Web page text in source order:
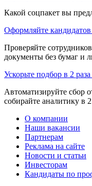
Какой соцпакет вы
Оформляйте
Проверяйте
документы без бумаг и
Ускорьте подбор в 2
Автоматизируйте сбор
собирайте аналитику в
О компании
Наши вакансии
Партнерам
Реклама на сайте
Новости и статьи
Инвесторам
Кандидаты по